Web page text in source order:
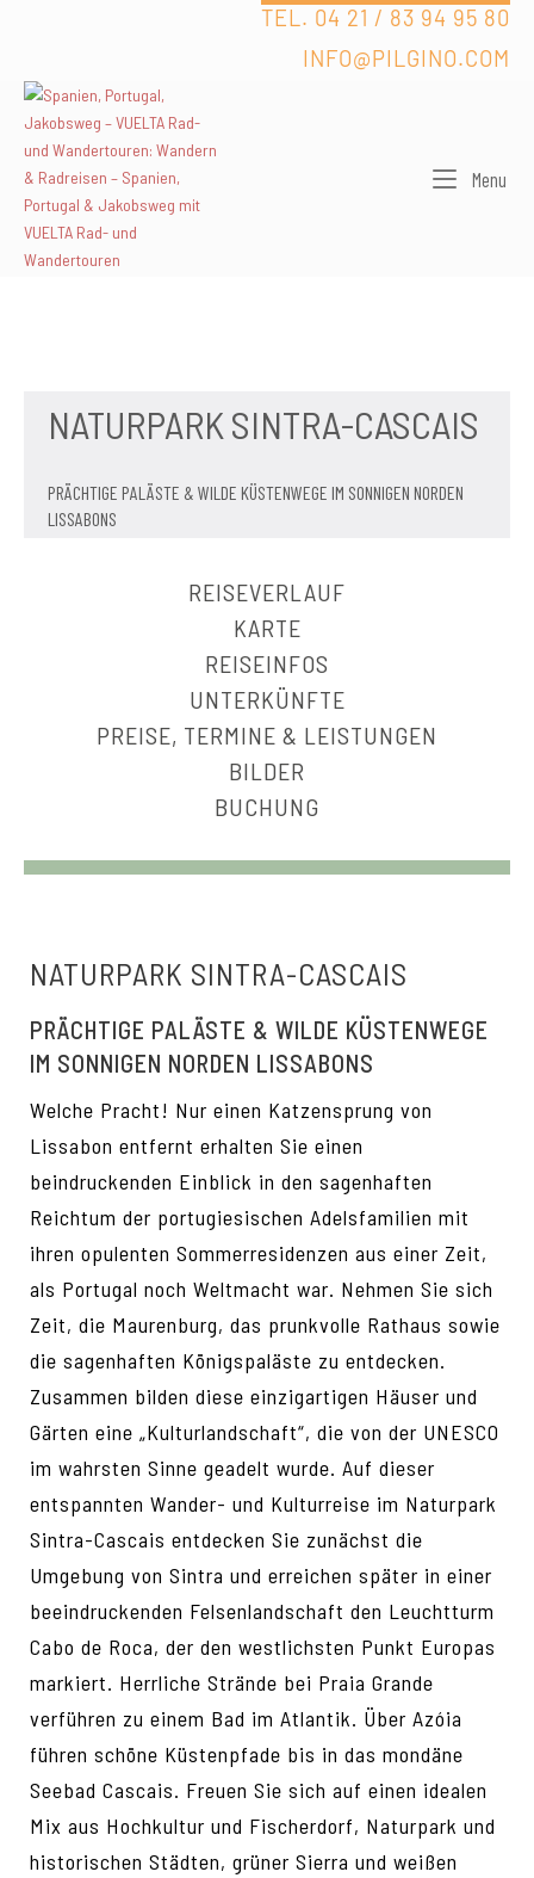
TEL. 04 21 / 83 94 95 80
INFO@PILGINO.COM
Menu
NATURPARK SINTRA-CASCAIS
PRÄCHTIGE PALÄSTE & WILDE KÜSTENWEGE IM SONNIGEN NORDEN
LISSABONS
REISEVERLAUF
KARTE
REISEINFOS
UNTERKÜNFTE
PREISE, TERMINE & LEISTUNGEN
BILDER
BUCHUNG
NATURPARK SINTRA-CASCAIS
PRÄCHTIGE PALÄSTE & WILDE KÜSTENWEGE
IM SONNIGEN NORDEN LISSABONS
Welche Pracht! Nur einen Katzensprung von
Lissabon entfernt erhalten Sie einen
beindruckenden Einblick in den sagenhaften
Reichtum der portugiesischen Adelsfamilien mit
ihren opulenten Sommerresidenzen aus einer Zeit,
als Portugal noch Weltmacht war. Nehmen Sie sich
Zeit, die Maurenburg, das prunkvolle Rathaus sowie
die sagenhaften Königspaläste zu entdecken.
Zusammen bilden diese einzigartigen Häuser und
Gärten eine „Kulturlandschaft“, die von der UNESCO
im wahrsten Sinne geadelt wurde. Auf dieser
entspannten Wander- und Kulturreise im Naturpark
Sintra-Cascais entdecken Sie zunächst die
Umgebung von Sintra und erreichen später in einer
beeindruckenden Felsenlandschaft den Leuchtturm
Cabo de Roca, der den westlichsten Punkt Europas
markiert. Herrliche Strände bei Praia Grande
verführen zu einem Bad im Atlantik. Über Azóia
führen schöne Küstenpfade bis in das mondäne
Seebad Cascais. Freuen Sie sich auf einen idealen
Mix aus Hochkultur und Fischerdorf, Naturpark und
historischen Städten, grüner Sierra und weißen